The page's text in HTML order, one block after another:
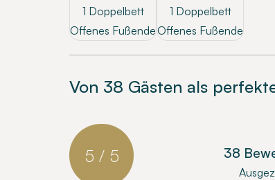
1 Doppelbett
Offenes Fußende
1 Doppelbett
Offenes Fußende
Von 38 Gästen als
5 / 5 38